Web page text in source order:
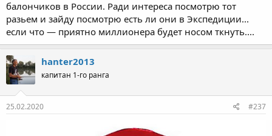
балончиков в России. Ради интереса посмотрю тот
разьем и зайду посмотрю есть ли они в Экспедиции...
если что — приятно миллионера будет носом ткнуть....
hanter2013
капитан 1-го ранга
25.02.2020 #237